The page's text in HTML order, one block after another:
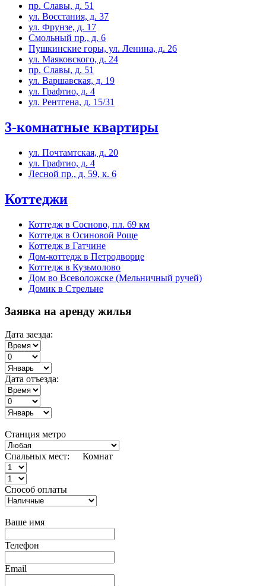
пр. Славы, д. 51
ул. Восстания, д. 37
ул. Фрунзе, д. 17
Смольный пр., д. 6
Пушкинские горы, ул. Ленина, д. 26
ул. Маяковского, д. 24
пр. Славы, д. 51
ул. Варшавская, д. 19
ул. Графтио, д. 4
ул. Рентгена, д. 15/31
3-комнатные квартиры
ул. Почтамтская, д. 20
ул. Графтио, д. 4
Лесной пр., д. 59, к. 6
Коттеджи
Коттедж в Сосново, пл. 69 км
Коттедж в Осиновой Роще
Коттедж в Гатчине
Дом-коттедж в Петродворце
Коттедж в Кузьмолово
Дом во Всеволожске (Мельничный ручей)
Домик в Стрельне
Заявка на аренду жилья
Дата заезда:
Дата отъезда:
Станция метро
Спальных мест: Комнат
Способ оплаты
Ваше имя
Телефон
Email